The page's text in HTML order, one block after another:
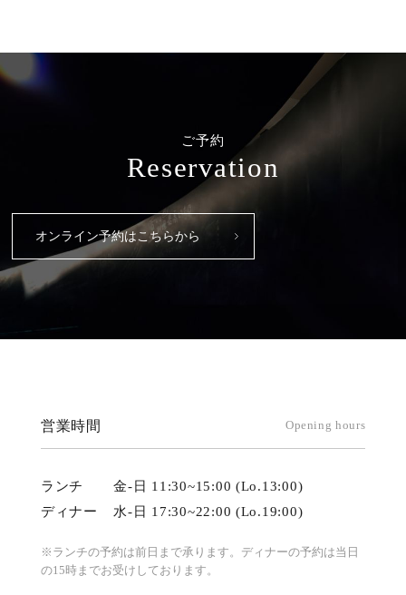
ご予約
Reservation
オンライン予約はこちらから
営業時間 Opening hours
ランチ
金-日 11:30~15:00 (Lo.13:00)
ディナー
水-日 17:30~22:00 (Lo.19:00)
※ランチの予約は前日まで承ります。ディナーの予約は当日
の15時までお受けしております。